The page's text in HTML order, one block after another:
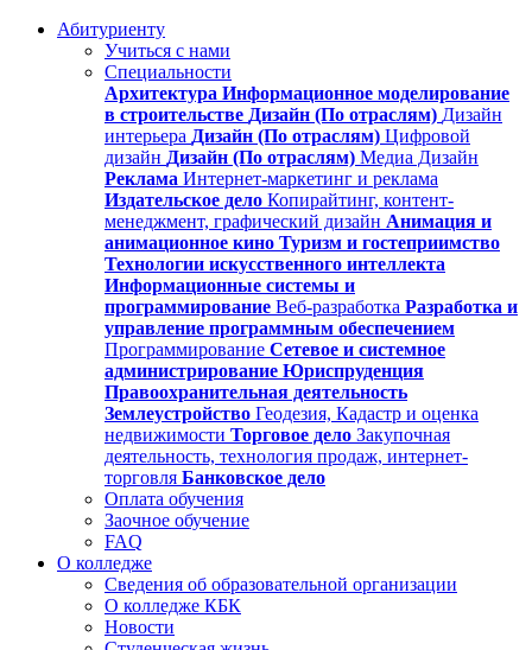
Абитуриенту
Учиться с нами
Специальности
Архитектура Информационное моделирование
в строительстве Дизайн (По отраслям) Дизайн
интерьера Дизайн (По отраслям) Цифровой
дизайн Дизайн (По отраслям) Медиа Дизайн
Реклама Интернет-маркетинг и реклама
Издательское дело Копирайтинг, контент-
менеджмент, графический дизайн Анимация и
анимационное кино Туризм и гостеприимство
Технологии искусственного интеллекта
Информационные системы и
программирование Веб-разработка Разработка и
управление программным обеспечением
Программирование Сетевое и системное
администрирование Юриспруденция
Правоохранительная деятельность
Землеустройство Геодезия, Кадастр и оценка
недвижимости Торговое дело Закупочная
деятельность, технология продаж, интернет-
торговля Банковское дело
Оплата обучения
Заочное обучение
FAQ
О колледже
Сведения об образовательной организации
О колледже КБК
Новости